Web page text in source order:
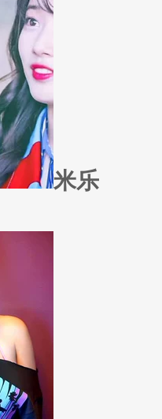
绒服、毛呢